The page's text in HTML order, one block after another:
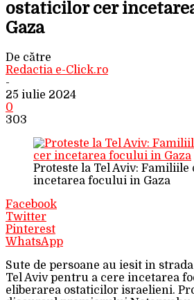
ostaticilor cer
Gaza
De către
Redactia e-Click.ro
-
25 iulie 2024
0
303
Proteste la Tel Aviv:
incetarea focului in Gaza
Facebook
Twitter
Pinterest
WhatsApp
Sute de persoane au iesit in
Tel Aviv pentru a cere incetarea
eliberarea ostaticilor israelieni.